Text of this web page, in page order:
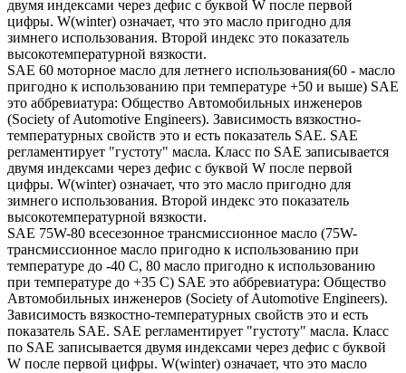
двумя индексами через дефис с буквой W после первой
цифры. W(winter) означает, что это масло пригодно для
зимнего использования. Второй индекс это показатель
высокотемпературной вязкости.
SAE 60 моторное масло для летнего использования(60 - масло
пригодно к использованию при температуре +50 и выше) SAE
это аббревиатура: Общество Автомобильных инженеров
(Society of Automotive Engineers). Зависимость вязкостно-
температурных свойств это и есть показатель SAE. SAE
регламентирует "густоту" масла. Класс по SAE записывается
двумя индексами через дефис с буквой W после первой
цифры. W(winter) означает, что это масло пригодно для
зимнего использования. Второй индекс это показатель
высокотемпературной вязкости.
SAE 75W-80 всесезонное трансмиссионное масло (75W-
трансмиссионное масло пригодно к использованию при
температуре до -40 С, 80 масло пригодно к использованию
при температуре до +35 С) SAE это аббревиатура: Общество
Автомобильных инженеров (Society of Automotive Engineers).
Зависимость вязкостно-температурных свойств это и есть
показатель SAE. SAE регламентирует "густоту" масла. Класс
по SAE записывается двумя индексами через дефис с буквой
W после первой цифры. W(winter) означает, что это масло